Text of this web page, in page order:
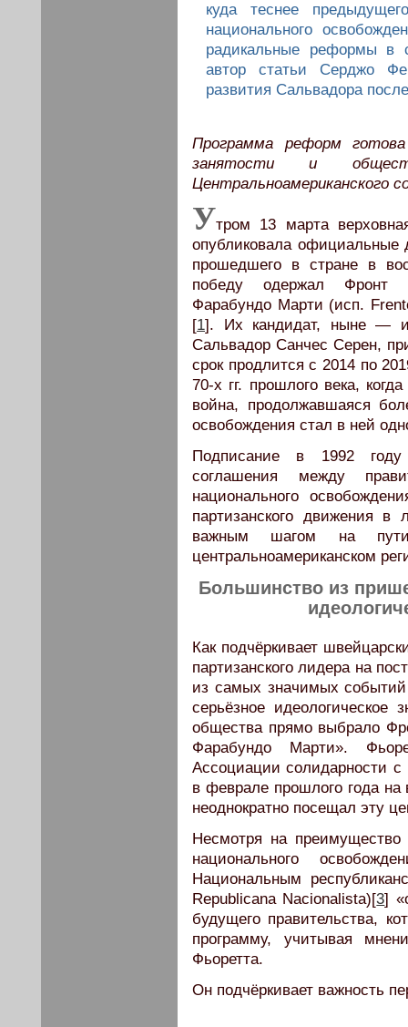
куда теснее
национального
радикальные реформы в
автор статьи Серджо
развития Сальвадора
Программа реформ
занятости и
Утром 13 марта
опубликовала официальные
прошедшего в стране в
победу одержал Фронт
Фарабундо Марти (исп.
[1]. Их кандидат, ныне —
Сальвадор Санчес Серен,
срок продлится с 2014 по
70-х гг. прошлого века,
война, продолжавшаяся
освобождения стал в ней
Подписание в 1992 году
соглашения между
национального
партизанского движения в
важным шагом на
центральноамериканском
Большинство из
Как подчёркивает
партизанского лидера на
из самых значимых
серьёзное идеологическое
общества прямо выбрало
Фарабундо Марти».
Ассоциации солидарности
в феврале прошлого года
неоднократно посещал эту
Несмотря на
национального
Национальным
Republicana Nacionalista)[3]
будущего правительства,
программу, учитывая
Фьоретта.
Он подчёркивает важность